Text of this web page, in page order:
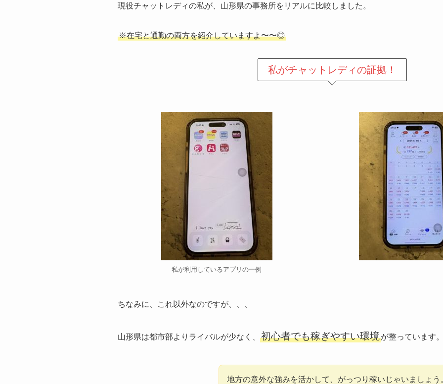
現役チャットレディの私が、山形県の事務所をリアルに比較しました。
※在宅と通勤の両方を紹介していますよ〜〜◎
私がチャットレディの証拠！
私が利用しているアプリの一例
ちなみに、これ以外なのですが、、、
山形県は都市部よりライバルが少なく、 初心者でも稼ぎやすい環境が整っています
地方の意外な強みを活かして、がっつり稼いじゃいましょう